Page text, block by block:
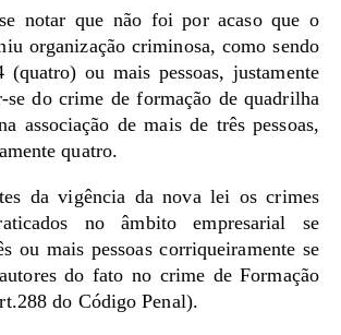
notar que não foi por acaso que o
organização criminosa, como sendo
(quatro) ou mais pessoas, justamente
se do crime de formação de quadrilha
associação de mais de três pessoas,
quatro.
da vigência da nova lei os crimes
no âmbito empresarial se
ou mais pessoas corriqueiramente se
do fato no crime de Formação
do Código Penal).